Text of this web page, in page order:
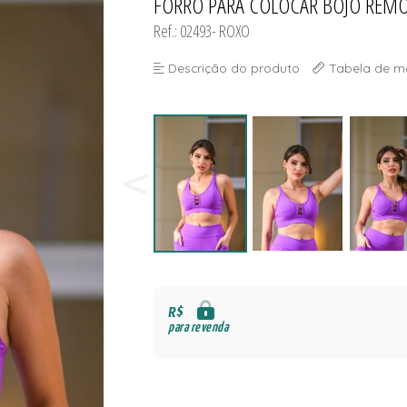
Ref.: 02493- ROXO
Descrição do produto Tabela de
R$
para revenda